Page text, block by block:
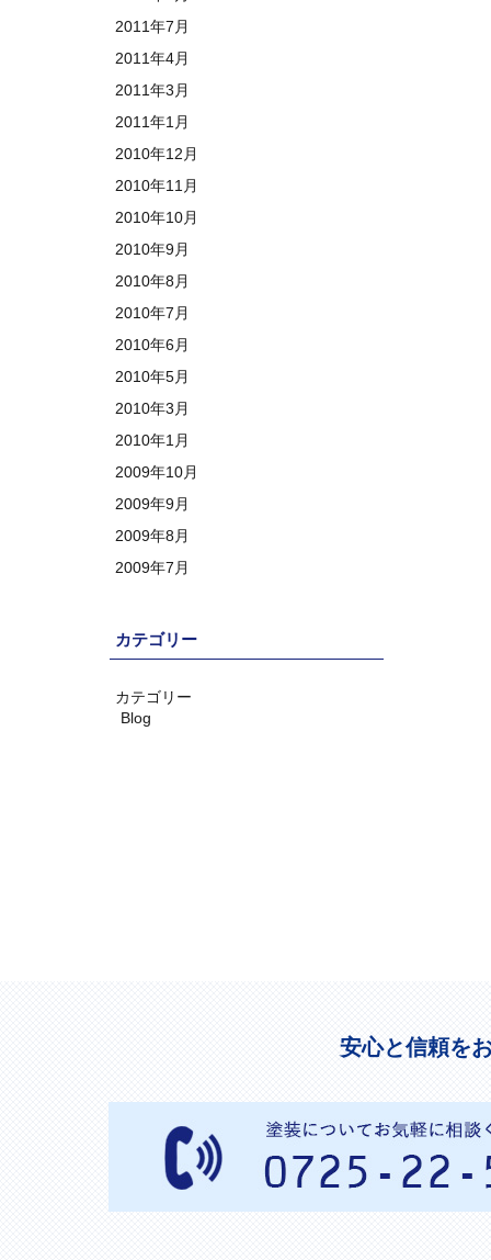
2011年7月
2011年4月
2011年3月
2011年1月
2010年12月
2010年11月
2010年10月
2010年9月
2010年8月
2010年7月
2010年6月
2010年5月
2010年3月
2010年1月
2009年10月
2009年9月
2009年8月
2009年7月
カテゴリー
カテゴリー
Blog
安心と信頼を